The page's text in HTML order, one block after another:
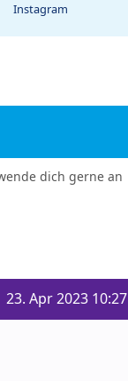
Instagram
dich gerne an
23. Apr 2023 10:27